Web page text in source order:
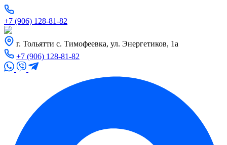
+7 (906) 128-81-82
г. Тольятти с. Тимофеевка, ул. Энергетиков, 1а
+7 (906) 128-81-82